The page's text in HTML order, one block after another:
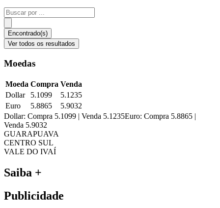
Pesquisar
...
Encontrado(s)
Ver todos os resultados
Moedas
Moeda Compra Venda
Dollar
5.1099
5.1235
Euro
5.8865
5.9032
Dollar: Compra 5.1099 | Venda 5.1235Euro: Compra 5.8865 |
Venda 5.9032
GUARAPUAVA
CENTRO SUL
VALE DO IVAÍ
Saiba +
Publicidade